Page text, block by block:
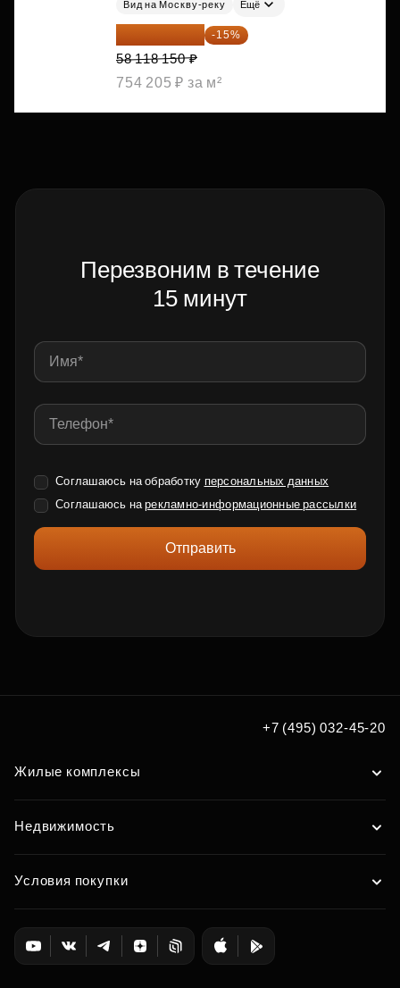
Вид на Москву-реку Ещё
49 400 428 ₽ -15%
58 118 150 ₽
754 205 ₽ за м²
Перезвоним в течение
15 минут
Соглашаюсь на обработку персональных данных
Соглашаюсь нарекламно-информационные рассылки
Отправить
+7 (495) 032-45-20
Жилые комплексы
Недвижимость
Условия покупки